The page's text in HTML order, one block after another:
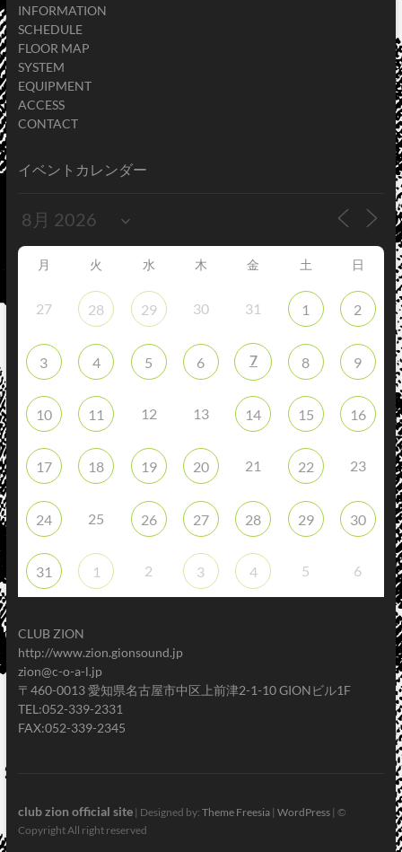
INFORMATION
SCHEDULE
FLOOR MAP
SYSTEM
EQUIPMENT
ACCESS
CONTACT
イベントカレンダー
月 火 水 木 金 土 日
27 28 29 30 31 1 2
3 4 5 6 7 8 9
10 11 12 13 14 15 16
17 18 19 20 21 22 23
24 25 26 27 28 29 30
31 1 2 3 4 5 6
CLUB ZION
http://www.zion.gionsound.jp
zion@c-o-a-l.jp
〒460-0013 愛知県名古屋市中区上前津2-1-10 GIONビル1F
TEL:052-339-2331
FAX:052-339-2345
club zion official site| Designed by: Theme Freesia| WordPress| ©
Copyright All right reserved